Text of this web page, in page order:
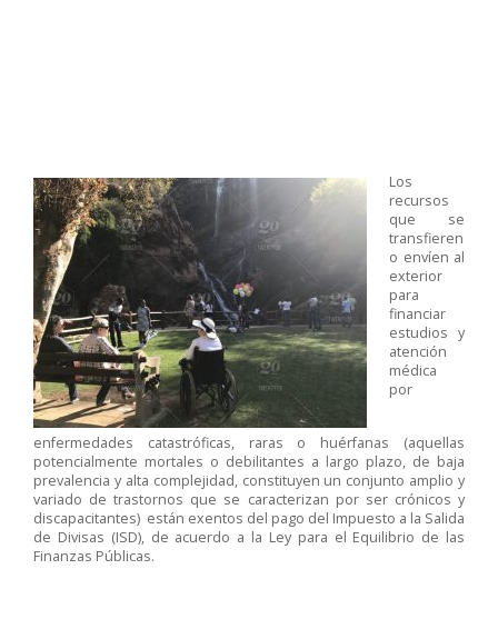
Los
recursos
que se
transfieren
o envíen al
exterior
para
financiar
estudios y
atención
médica
por
enfermedades catastróficas, raras o huérfanas (aquellas
potencialmente mortales o debilitantes a largo plazo, de baja
prevalencia y alta complejidad, constituyen un conjunto amplio y
variado de trastornos que se caracterizan por ser crónicos y
discapacitantes) están exentos del pago del Impuesto a la Salida
de Divisas (ISD), de acuerdo a la Ley para el Equilibrio de las
Finanzas Públicas.